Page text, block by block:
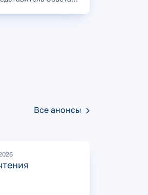
выступила
Все анонсы